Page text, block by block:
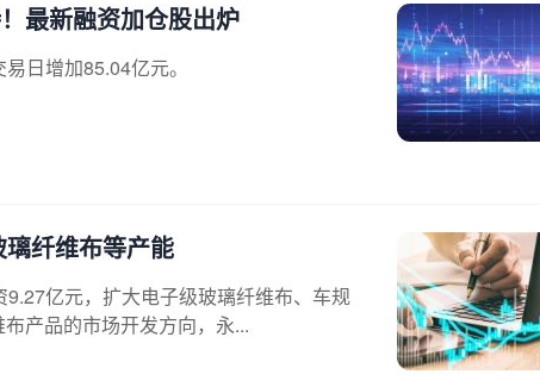
最新融资加仓股出炉
日增加85.04亿元。
纤维布等产能
亿元，扩大电子级玻璃纤维布、车规
产品的市场开发方向，永...